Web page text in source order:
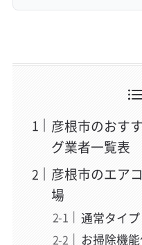
彦根市のおす
グ業者一覧表
彦根市のエア
場
通常タイプ
お掃除機